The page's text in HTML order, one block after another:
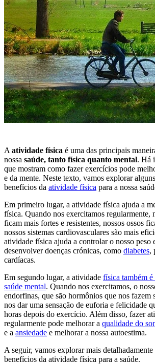
A atividade física é uma das principais
nossa saúde, tanto física quanto mental. Há
que mostram como fazer exercícios pode
e da mente. Neste texto, vamos explorar
benefícios da atividade física para a nossa
Em primeiro lugar, a atividade física ajuda a
física. Quando nos exercitamos regularmente,
ficam mais fortes e resistentes, nossos ossos
nossos sistemas cardiovasculares são mais
atividade física ajuda a controlar o nosso peso
desenvolver doenças crónicas, como diabetes,
cardíacas.
Em segundo lugar, a atividade física também é
saúde mental. Quando nos exercitamos, o
endorfinas, que são hormônios que nos fazem
nos dar uma sensação de euforia e felicidade
horas depois do exercício. Além disso, fazer
regularmente pode melhorar a qualidade do
e a ansiedade e melhorar a nossa autoestima.
A seguir, vamos explorar mais
benefícios da atividade física para a saúde.